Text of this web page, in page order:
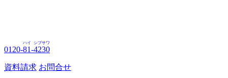
0120-81
ハイ
-4230
シブサワ
資料請求 お問合せ